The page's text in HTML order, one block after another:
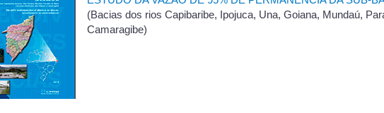
(Bacias dos rios Capibaribe, Ipojuca, Una, Goiana, Mundaú,
Camaragibe)